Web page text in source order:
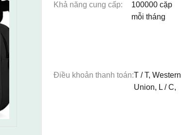
Khả năng cung cấp:
100000 cặp
mỗi tháng
Điều khoản thanh toán:T / T, Western
Union, L / C,